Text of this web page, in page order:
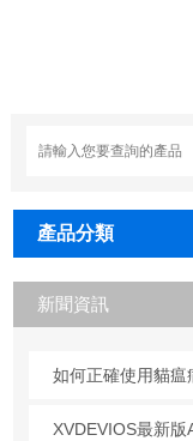
產品分類
新聞資訊
如何正確使用貓瘟病
XVDEVIOS最新版